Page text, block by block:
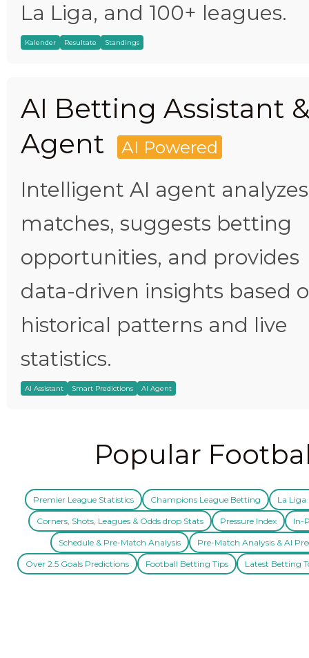
La Liga, and 100+ leagues.
Kalender Resultate Standings
AI Betting Assistant
Agent
AI Powered
Intelligent AI agent analyzes
matches, suggests betting
opportunities, and provides
data-driven insights based
historical patterns and live
statistics.
AI Assistant Smart Predictions AI Agent
Popular
Premier League Statistics Champions League Betting La Liga
Corners, Shots, Leagues & Odds drop Stats Pressure Index In-
Schedule & Pre-Match Analysis Pre-Match Analysis & AI
Over 2.5 Goals Predictions Football Betting Tips Latest Betting